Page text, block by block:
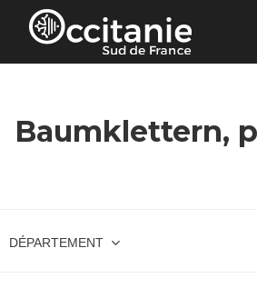
Cookie-Einstellungen
Baumklettern,
DÉPARTEMENT